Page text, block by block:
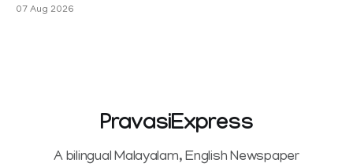
Sowrnalingam has taken a new turn after Sangeetha
07 Aug 2026
PravasiExpress
A bilingual Malayalam, English Newspaper